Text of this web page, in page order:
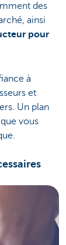
des
ainsi
pour
à
et
Un plan
vous